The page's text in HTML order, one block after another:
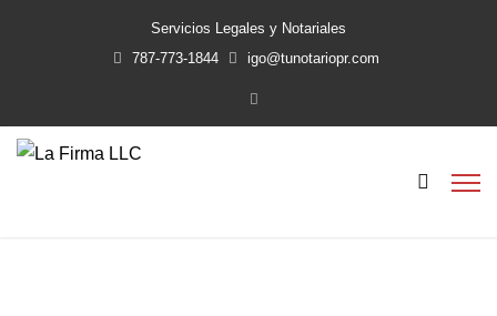
Servicios Legales y Notariales
787-773-1844
igo@tunotariopr.com